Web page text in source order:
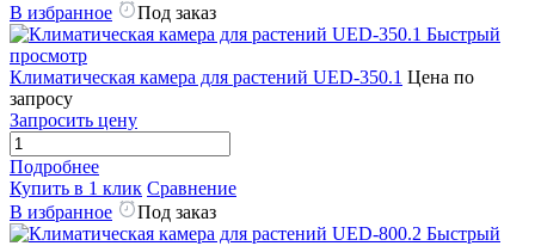
В избранное
Под заказ
Быстрый
просмотр
Климатическая камера для растений UED-350.1 Цена по
запросу
Запросить цену
Подробнее
Купить в 1 клик Сравнение
В избранное
Под заказ
Быстрый